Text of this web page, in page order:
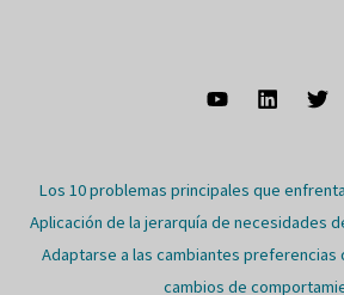
Los 10 problemas principales que
Aplicación de la jerarquía de necesidades
Adaptarse a las cambiantes preferencias
cambios de